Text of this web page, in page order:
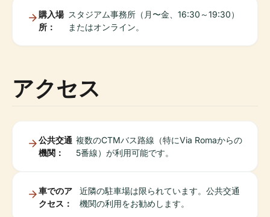
購入場
所：
スタジアム事務所（月〜金、16:30～19:30）
またはオンライン。
アクセス
公共交通
機関：
複数のCTMバス路線（特にVia Romaからの
5番線）が利用可能です。
車でのア
クセス：
近隣の駐車場は限られています。公共交通
機関の利用をお勧めします。